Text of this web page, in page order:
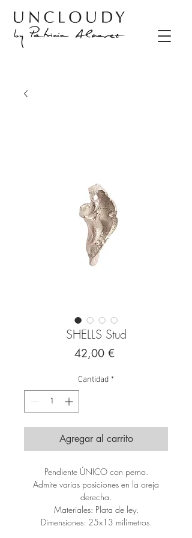
SHELLS Stud
42,00 €Precio
Cantidad *
Agregar al carrito
Pendiente ÚNICO con perno.
Admite varias posiciones en la oreja
derecha.
Materiales: Plata de ley.
Dimensiones: 25x13 milímetros.